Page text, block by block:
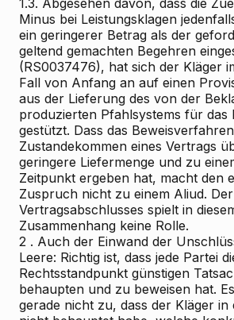
1.3. Abgesehen davon, dass die
Minus bei Leistungsklagen
ein geringerer Betrag als der
geltend gemachten Begehren
(RS0037476), hat sich der Kläger
Fall von Anfang an auf einen
aus der Lieferung des von der
produzierten Pfahlsystems für das
gestützt. Dass das
Zustandekommen eines Vertrags
geringere Liefermenge und zu
Zeitpunkt ergeben hat, macht den
Zuspruch nicht zu einem Aliud.
Vertragsabschlusses spielt in
Zusammenhang keine Rolle.
2 . Auch der Einwand der
Leere: Richtig ist, dass jede Partei
Rechtsstandpunkt günstigen
behaupten und zu beweisen hat.
gerade nicht zu, dass der Kläger in